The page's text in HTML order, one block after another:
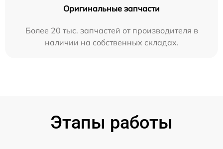
Оригинальные запчасти
Более 20 тыс. запчастей от производителя в
наличии на собственных складах.
Этапы работы